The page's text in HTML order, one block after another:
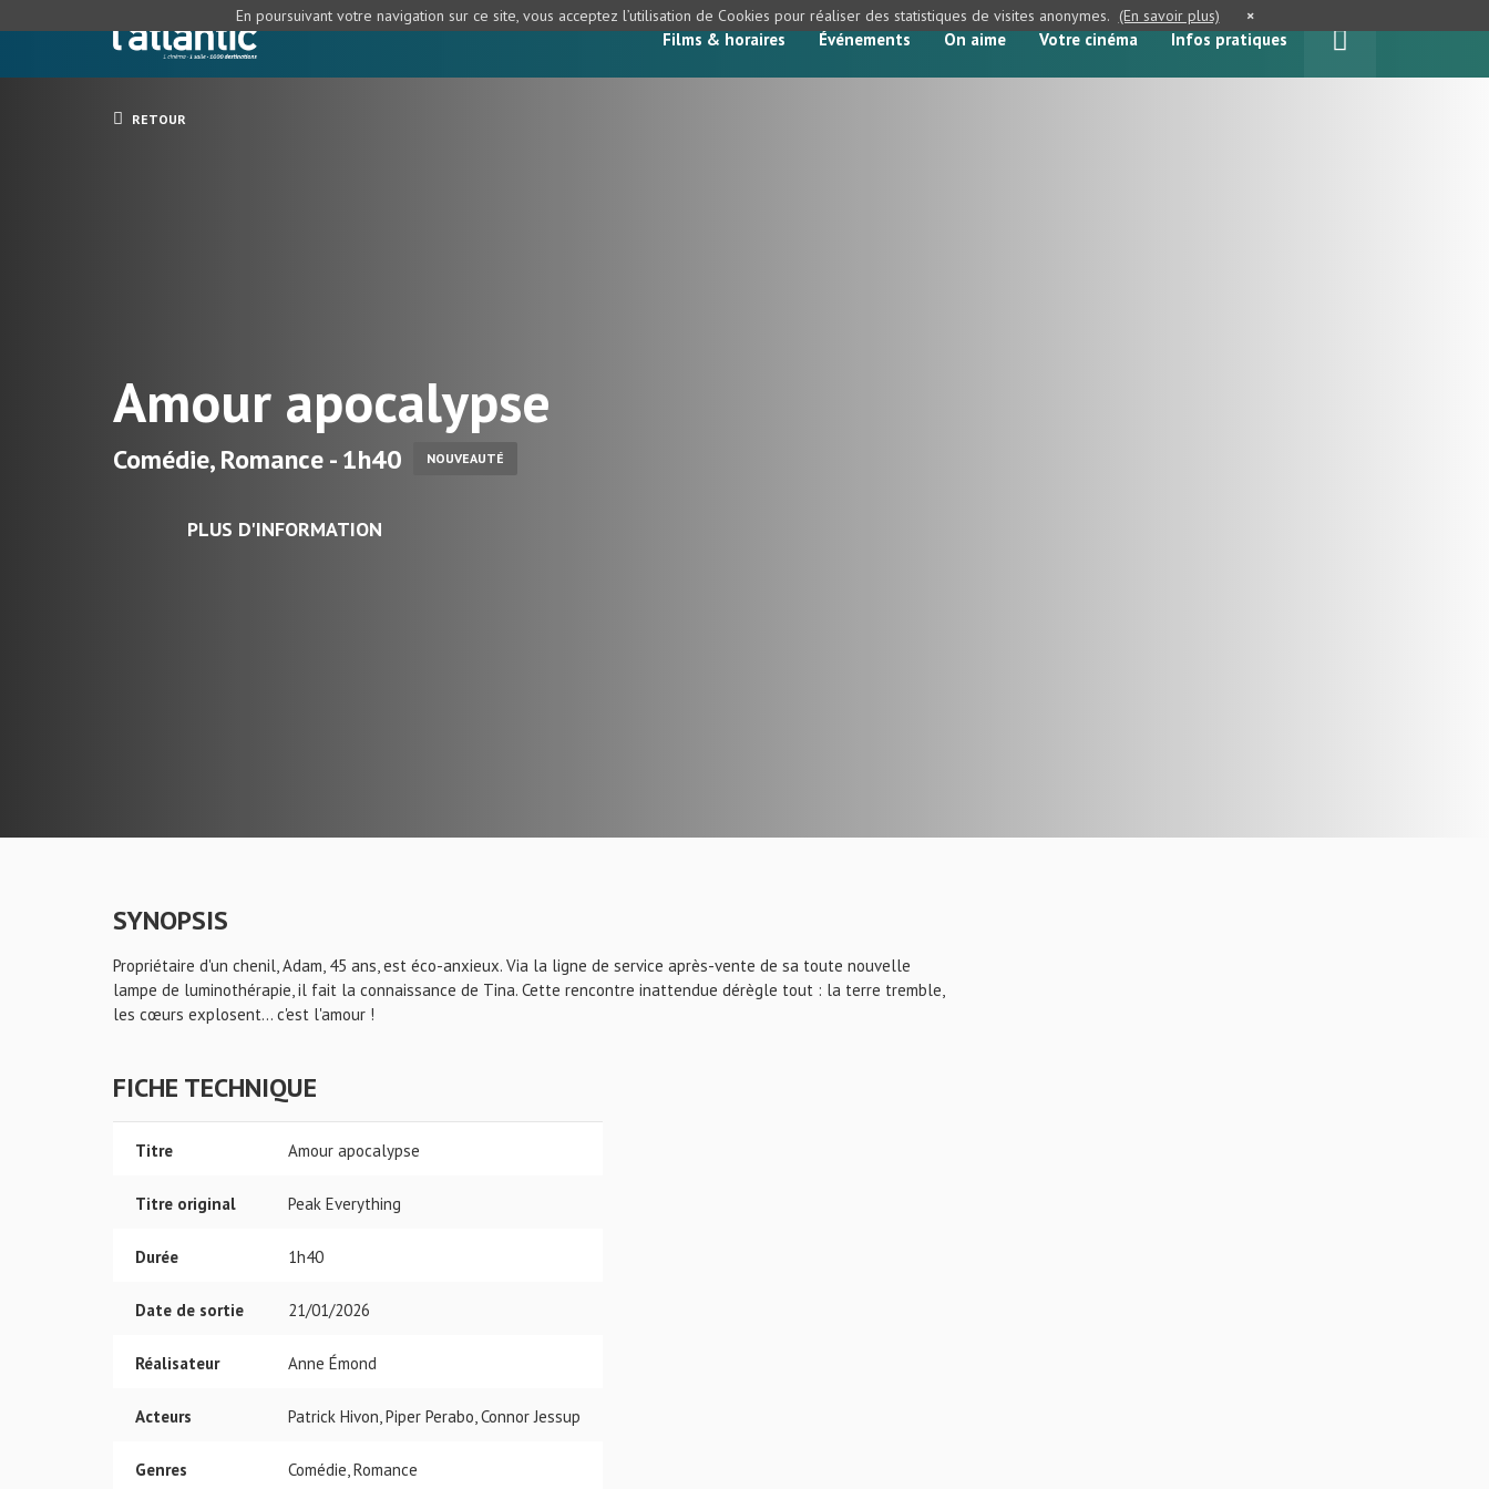
Films & horaires Événements On aime Votre cinéma Infos pratiques
RETOUR
Amour apocalypse
Comédie, Romance - 1h40 NOUVEAUTÉ
PLUS D'INFORMATION
SYNOPSIS
Propriétaire d'un chenil, Adam, 45 ans, est éco-anxieux. Via la ligne de service après-vente de sa toute nouvelle
lampe de luminothérapie, il fait la connaissance de Tina. Cette rencontre inattendue dérègle tout : la terre tremble,
les cœurs explosent... c'est l'amour !
FICHE TECHNIQUE
Titre Amour apocalypse
Titre original Peak Everything
Durée 1h40
Date de sortie 21/01/2026
Réalisateur Anne Émond
Acteurs Patrick Hivon, Piper Perabo, Connor Jessup
Genres Comédie, Romance
En poursuivant votre navigation sur ce site, vous acceptez l’utilisation de Cookies pour réaliser des statistiques de visites anonymes. (En savoir plus) ×